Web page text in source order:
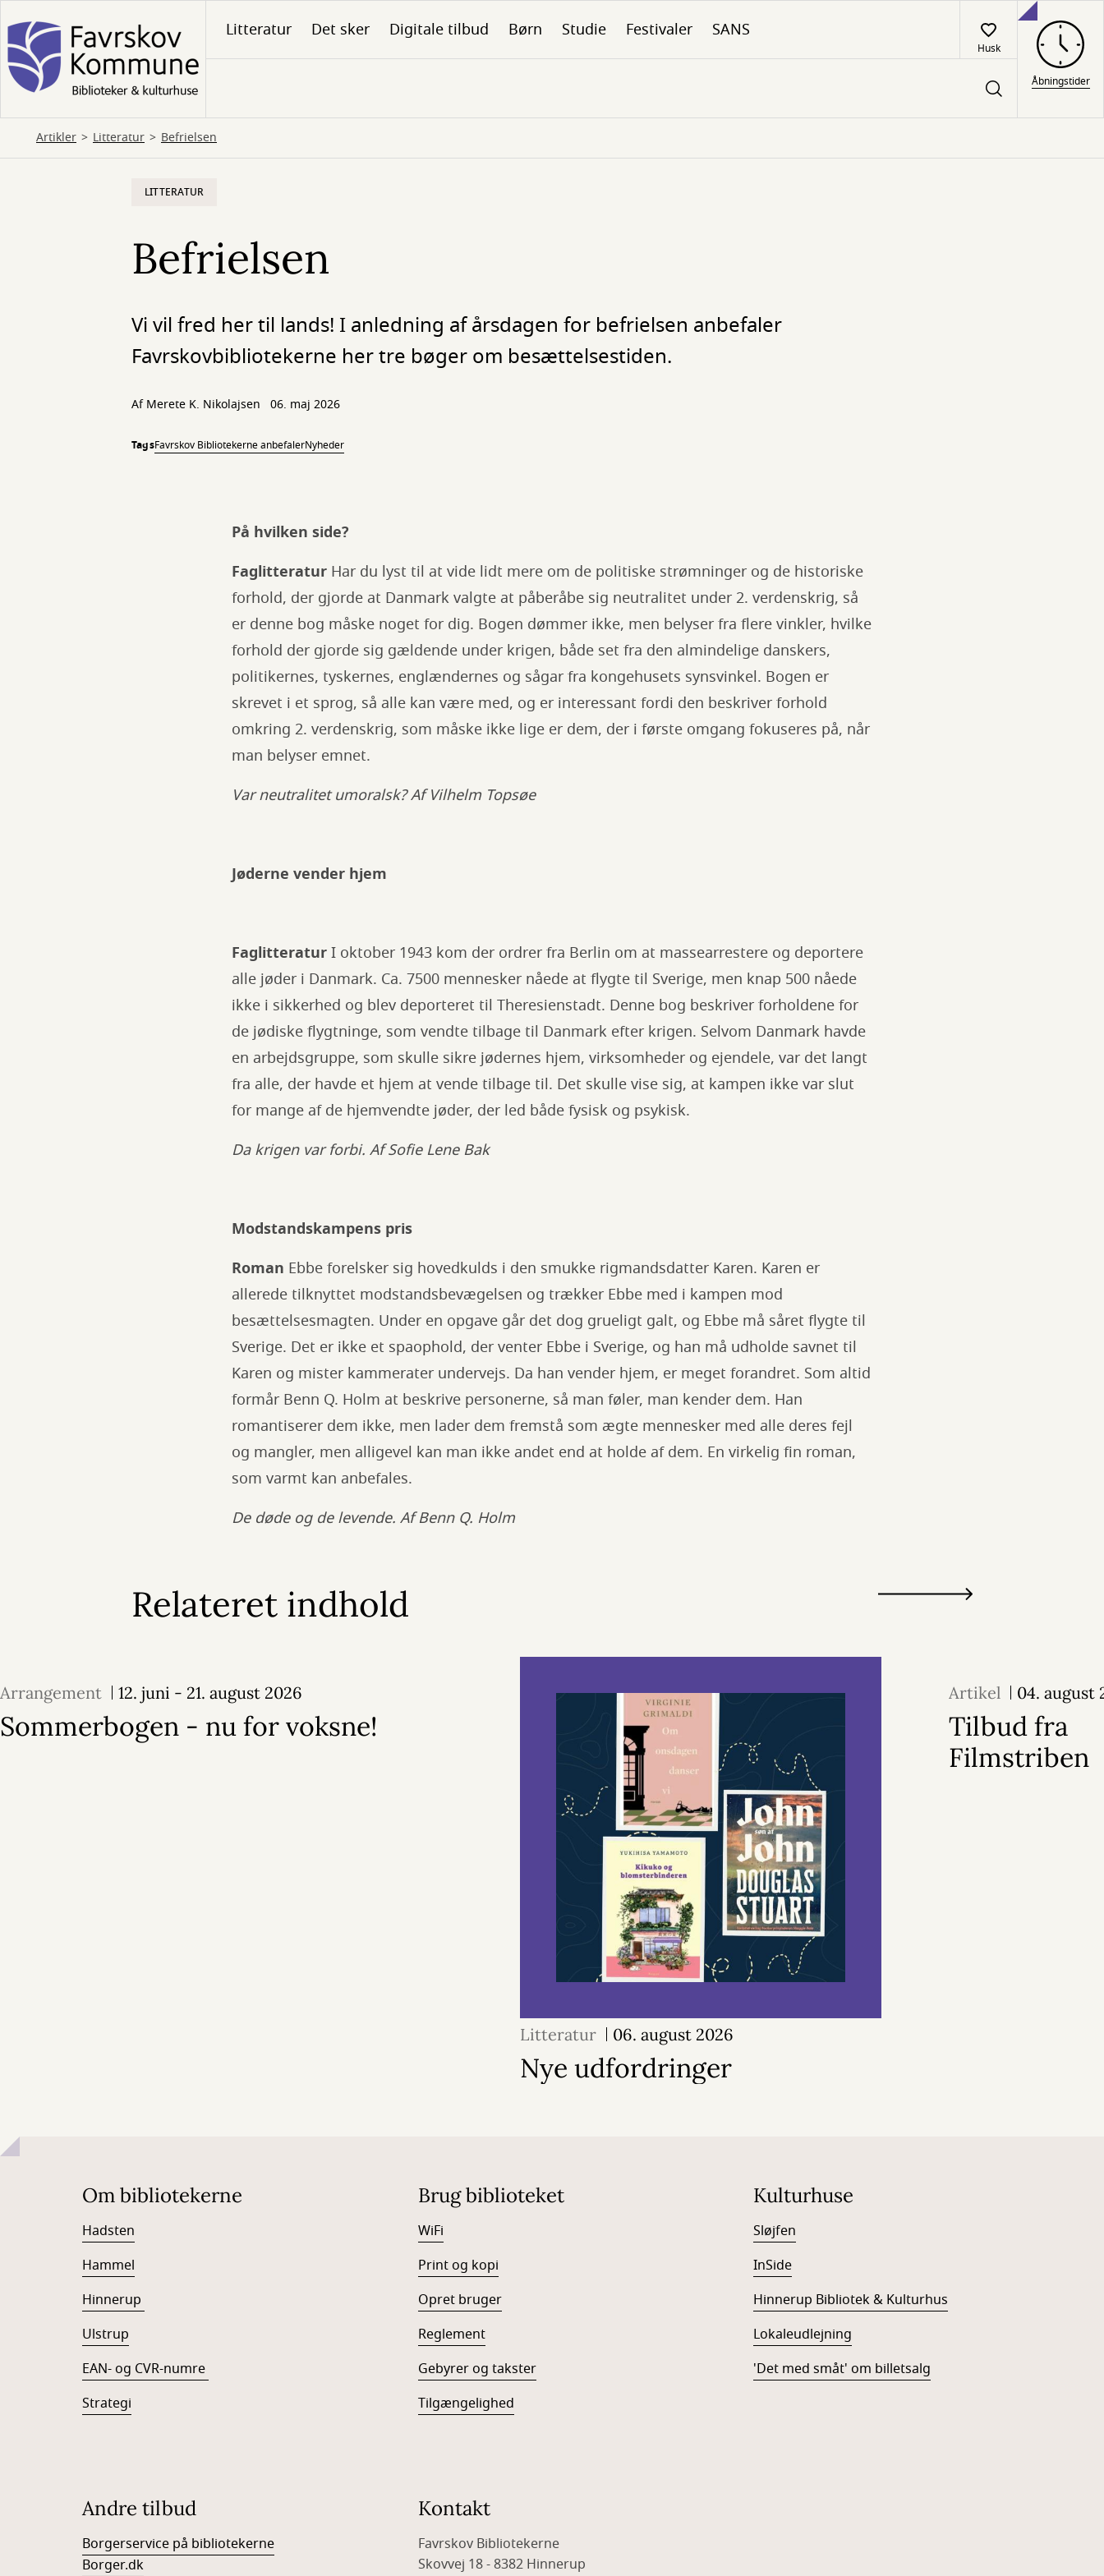
til
hovedindhold
Litteratur Det sker Digitale tilbud Børn Studie Festivaler SANS
Husk
Åbningstider
Artikler Litteratur Befrielsen
LITTERATUR
Befrielsen
Vi vil fred her til lands! I anledning af årsdagen for befrielsen anbefaler
Favrskovbibliotekerne her tre bøger om besættelsestiden.
AfMerete K. Nikolajsen 06. maj 2026
TagsFavrskov Bibliotekerne anbefalerNyheder
På hvilken side?
Faglitteratur Har du lyst til at vide lidt mere om de politiske strømninger og de historiske
forhold, der gjorde at Danmark valgte at påberåbe sig neutralitet under 2. verdenskrig, så
er denne bog måske noget for dig. Bogen dømmer ikke, men belyser fra flere vinkler, hvilke
forhold der gjorde sig gældende under krigen, både set fra den almindelige danskers,
politikernes, tyskernes, englændernes og sågar fra kongehusets synsvinkel. Bogen er
skrevet i et sprog, så alle kan være med, og er interessant fordi den beskriver forhold
omkring 2. verdenskrig, som måske ikke lige er dem, der i første omgang fokuseres på, når
man belyser emnet.
Var neutralitet umoralsk? Af Vilhelm Topsøe
Jøderne vender hjem
FaglitteraturI oktober 1943 kom der ordrer fra Berlin om at massearrestere og deportere
alle jøder i Danmark. Ca. 7500 mennesker nåede at flygte til Sverige, men knap 500 nåede
ikke i sikkerhed og blev deporteret til Theresienstadt. Denne bog beskriver forholdene for
de jødiske flygtninge, som vendte tilbage til Danmark efter krigen. Selvom Danmark havde
en arbejdsgruppe, som skulle sikre jødernes hjem, virksomheder og ejendele, var det langt
fra alle, der havde et hjem at vende tilbage til. Det skulle vise sig, at kampen ikke var slut
for mange af de hjemvendte jøder, der led både fysisk og psykisk.
Da krigen var forbi. Af Sofie Lene Bak
Modstandskampens pris
Roman Ebbe forelsker sig hovedkulds i den smukke rigmandsdatter Karen. Karen er
allerede tilknyttet modstandsbevægelsen og trækker Ebbe med i kampen mod
besættelsesmagten. Under en opgave går det dog grueligt galt, og Ebbe må såret flygte til
Sverige. Det er ikke et spaophold, der venter Ebbe i Sverige, og han må udholde savnet til
Karen og mister kammerater undervejs. Da han vender hjem, er meget forandret. Som altid
formår Benn Q. Holm at beskrive personerne, så man føler, man kender dem. Han
romantiserer dem ikke, men lader dem fremstå som ægte mennesker med alle deres fejl
og mangler, men alligevel kan man ikke andet end at holde af dem. En virkelig fin roman,
som varmt kan anbefales.
De døde og de levende. Af Benn Q. Holm
Relateret indhold
Arrangement 12. juni - 21. august 2026
Sommerbogen - nu for voksne!
Litteratur 06. august 2026
Nye udfordringer
Artikel 04. august
Tilbud fra
Filmstriben
Om bibliotekerne
Hadsten
Hammel
Hinnerup
Ulstrup
EAN- og CVR-numre
Strategi
Brug biblioteket
WiFi
Print og kopi
Opret bruger
Reglement
Gebyrer og takster
Tilgængelighed
Kulturhuse
Sløjfen
InSide
Hinnerup Bibliotek & Kulturhus
Lokaleudlejning
'Det med småt' om billetsalg
Andre tilbud
Borgerservice på bibliotekerne
Borger.dk
Kontakt
Favrskov Bibliotekerne
Skovvej 18 - 8382 Hinnerup